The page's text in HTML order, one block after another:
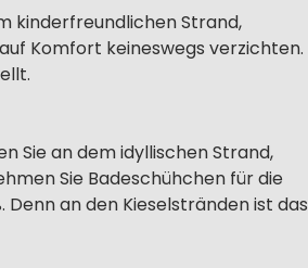
kinderfreundlichen Strand,
Komfort keineswegs verzichten.
Sie an dem idyllischen Strand,
Sie Badeschühchen für die
an den Kieselstränden ist das